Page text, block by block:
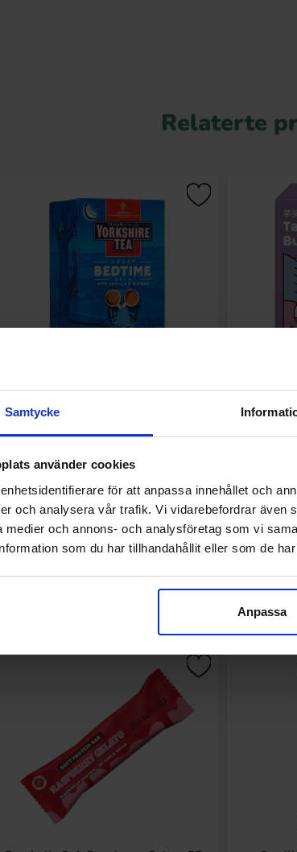
Samtycke
använder cookies
för att anpassa innehållet och
och analysera vår trafik. Vi vidarebefordrar även
medier och annons- och analysföretag som vi
som du har tillhandahållit eller som de
Anpassa
Relaterte
Kjøp
Andre